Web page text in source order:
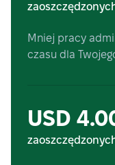
Mniej pracy
czasu dla
USD